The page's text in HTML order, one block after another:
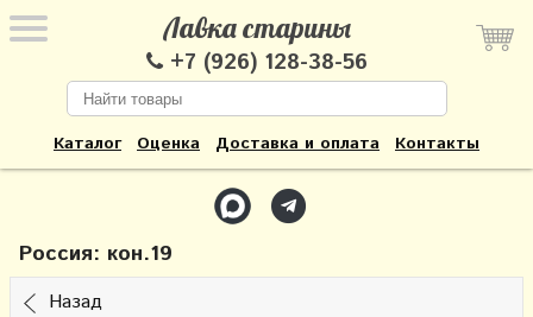
Лавка старины
+7 (926) 128-38-56
Каталог Оценка Доставка и оплата Контакты
Россия: кон.19
Назад